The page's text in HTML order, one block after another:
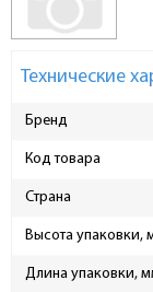
Технические
Бренд
Код товара
Страна
Высота упаковки,
Длина упаковки,